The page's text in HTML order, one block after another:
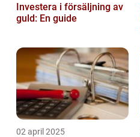
Investera i försäljning av
guld: En guide
02 april 2025